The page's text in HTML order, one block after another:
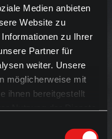
Medien anbieten
Website zu
zu Ihrer
Partner für
weiter. Unsere
möglicherweise mit
ihnen bereitgestellt